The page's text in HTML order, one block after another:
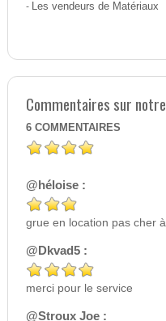
- Les vendeurs de Matériaux
Commentaires sur
6 COMMENTAIRES
@héloise :
grue en location pas cher
@Dkvad5 :
merci pour le service
@Stroux Joe :